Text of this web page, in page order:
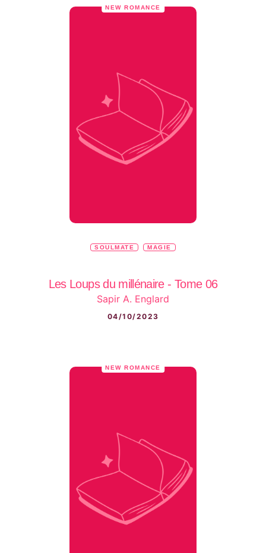
NEW ROMANCE
SOULMATE MAGIE
Les Loups du millénaire - Tome 06
Sapir A. Englard
04/10/2023
NEW ROMANCE